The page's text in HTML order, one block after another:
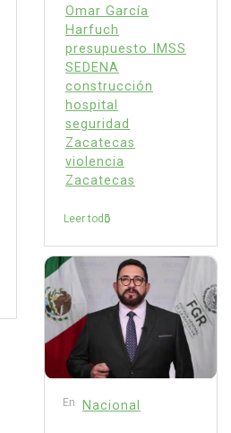
Omar García
Harfuch
presupuesto IMSS
SEDENA
construcción
hospital
seguridad
Zacatecas
violencia
Zacatecas
Leer todo
En Nacional